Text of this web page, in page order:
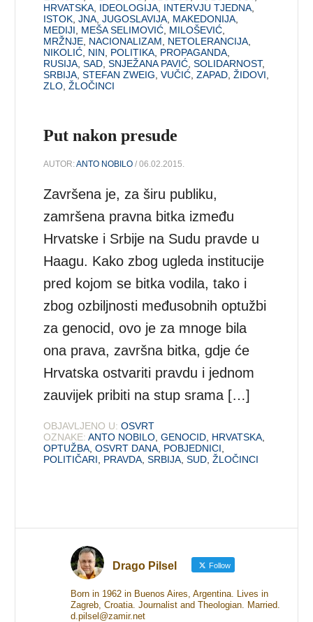
HRVATSKA IDEOLOGIJA INTERVJU TJEDNA
ISTOK ,JNA ,JUGOSLAVIJA MAKEDONIJA
MEDIJI
MEŠA SELIMOVIĆ MILOŠEVIĆ
MRŽNJE NACIONALIZAM NETOLERANCIJA
NIKOLIĆ NIN POLITIKA PROPAGANDA
RUSIJA ,SAD ,SNJEŽANA PAVIĆ ,SOLIDARNOST,
SRBIJA ,STEFAN ZWEIG ,VUČIĆ ,ZAPAD ,ŽIDOVI
ZLO ,ŽLOČINCI
Put nakon presude
AUTOR:ANTO NOBILO / 06.02.2015.
Završena je, za širu publiku,
zamršena pravna bitka između
Hrvatske i Srbije na Sudu pravde u
Haagu. Kako zbog ugleda institucije
pred kojom se bitka vodila, tako i
zbog ozbiljnosti međusobnih optužbi
za genocid, ovo je za mnoge bila
ona prava, završna bitka, gdje će
Hrvatska ostvariti pravdu i jednom
zauvijek pribiti na stup srama […]
OBJAVLJENO U: OSVRT
OZNAKE: ANTO NOBILO ,GENOCID HRVATSKA
OPTUŽBA ,OSVRT DANA POBJEDNICI
POLITIČARI
PRAVDA ,SRBIJA ,SUD ,ŽLOČINCI
Drago Pilsel Follow
Born in 1962 in Buenos Aires, Argentina. Lives in
Zagreb, Croatia. Journalist and Theologian. Married.
d.pilsel@zamir.net